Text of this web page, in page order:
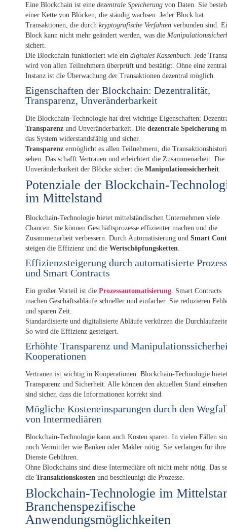
Eine Blockchain ist eine dezentrale Speicherung von Daten. Sie
einer Kette von Blöcken, die ständig wachsen. Jeder Block hat
Transaktionen, die durch kryptografische Verfahren verbunden sind.
Block kann nicht mehr geändert werden, was die
sichert.
Die Blockchain funktioniert wie ein digitales Kassenbuch. Jede
wird von allen Teilnehmern überprüft und bestätigt. Ohne eine
Instanz ist die Überwachung der Transaktionen dezentral möglich.
Eigenschaften der Blockchain: Dezentralität,
Transparenz, Unveränderbarkeit
Die Blockchain-Technologie hat drei wichtige Eigenschaften:
Transparenz und Unveränderbarkeit. Die dezentrale Speicherung
das System widerstandsfähig und sicher.
Transparenz ermöglicht es allen Teilnehmern, die
sehen. Das schafft Vertrauen und erleichtert die Zusammenarbeit. Die
Unveränderbarkeit der Blöcke sichert die Manipulationssicherheit.
Potenziale der Blockchain-
im Mittelstand
Blockchain-Technologie bietet mittelständischen Unternehmen viele
Chancen. Sie können Geschäftsprozesse effizienter machen und die
Zusammenarbeit verbessern. Durch Automatisierung und Smart
steigen die Effizienz und die Wertschöpfungsketten.
Effizienzsteigerung durch automatisierte
und Smart Contracts
Ein großer Vorteil ist die Prozessautomatisierung. Smart Contracts
machen Geschäftsabläufe schneller und einfacher. Sie reduzieren
und sparen Zeit.
Standardisierte und digitalisierte Abläufe verkürzen die
So wird die Effizienz gesteigert.
Erhöhte Transparenz und
Kooperationen
Vertrauen ist wichtig in Kooperationen. Blockchain-Technologie bietet
Transparenz und Sicherheit. Alle können den aktuellen Stand
sind sicher, dass die Informationen korrekt sind.
Mögliche Kosteneinsparungen durch den
von Intermediären
Blockchain-Technologie kann auch Kosten sparen. In vielen Fällen
noch Vermittler wie Banken oder Makler nötig. Sie verlangen für ihre
Dienste Gebühren.
Ohne Blockchains sind diese Intermediäre oft nicht mehr nötig. Das
die Transaktionskosten und beschleunigt die Prozesse.
Block­chain-Tech­no­lo­gie im
Branchenspezifische
Anwendungsmöglichkeiten